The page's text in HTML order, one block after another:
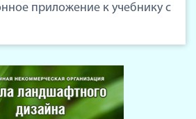
приложение к учебнику с